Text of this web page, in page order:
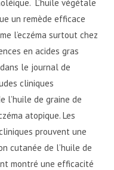
L’huile végétale
un remède efficace
l’eczéma surtout chez
en acides gras
le journal de
cliniques
l’huile de graine de
atopique. Les
prouvent une
cutanée de l’huile de
montré une efficacité